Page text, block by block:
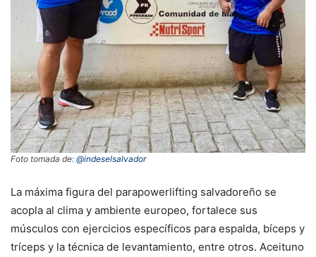
Foto tomada de: @indeselsalvador
La máxima figura del parapowerlifting salvadoreño se
acopla al clima y ambiente europeo, fortalece sus
músculos con ejercicios específicos para espalda, bíceps y
tríceps y la técnica de levantamiento, entre otros. Aceituno